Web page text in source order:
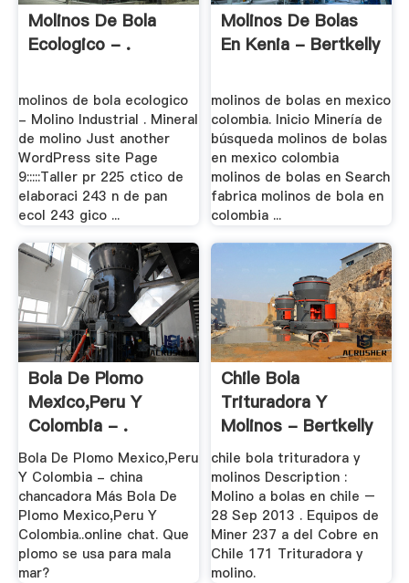
Molinos De Bola
Ecologico - .
molinos de bola ecologico
- Molino Industrial . Mineral
de molino Just another
WordPress site Page
9:::::Taller pr 225 ctico de
elaboraci 243 n de pan
ecol 243 gico ...
Molinos De Bolas
En Kenia - Bertkelly
molinos de bolas en mexico
colombia. Inicio Minería de
búsqueda molinos de bolas
en mexico colombia
molinos de bolas en Search
fabrica molinos de bola en
colombia ...
Bola De Plomo
Mexico,Peru Y
Colombia - .
Bola De Plomo Mexico,Peru
Y Colombia - china
chancadora Más Bola De
Plomo Mexico,Peru Y
Colombia..online chat. Que
plomo se usa para mala
mar?
Chile Bola
Trituradora Y
Molinos - Bertkelly
chile bola trituradora y
molinos Description :
Molino a bolas en chile –
28 Sep 2013 . Equipos de
Miner 237 a del Cobre en
Chile 171 Trituradora y
molino.